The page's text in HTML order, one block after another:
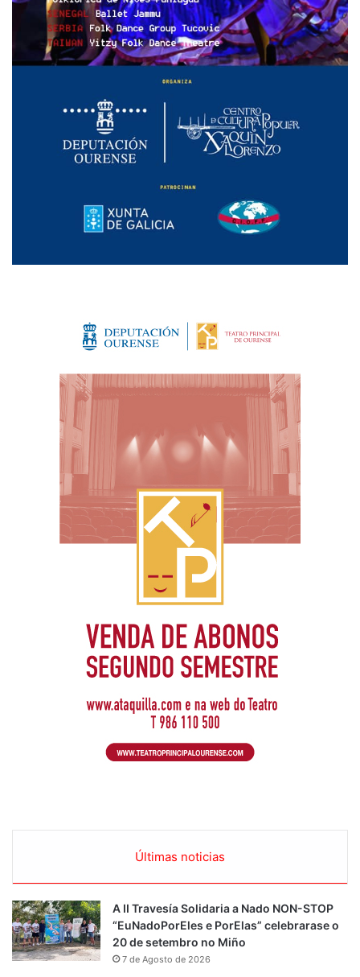
Últimas noticias
A II Travesía Solidaria a Nado NON-STOP
“EuNadoPorEles e PorElas” celebrarase o
20 de setembro no Miño
7 de Agosto de 2026